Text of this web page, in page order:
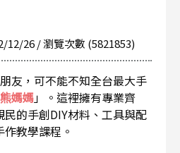
12/26 / 瀏覽次數 (5821853)
友，可不能不知全台最大手
媽媽」。這裡擁有專業齊
的手創DIY材料、工具與配
教學課程。